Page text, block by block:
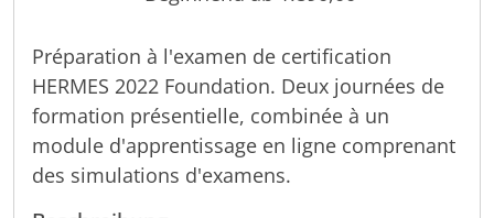
Préparation à l'examen de certification
HERMES 2022 Foundation. Deux journées de
formation présentielle, combinée à un
module d'apprentissage en ligne comprenant
des simulations d'examens.